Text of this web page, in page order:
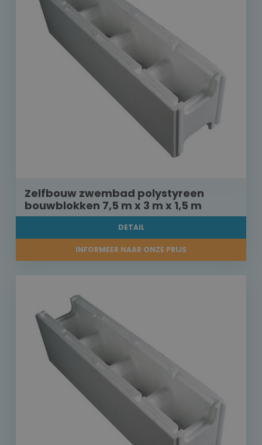
Zelfbouw zwembad polystyreen
bouwblokken 7,5 m x 3 m x 1,5 m
DETAIL
INFORMEER NAAR ONZE PRIJS